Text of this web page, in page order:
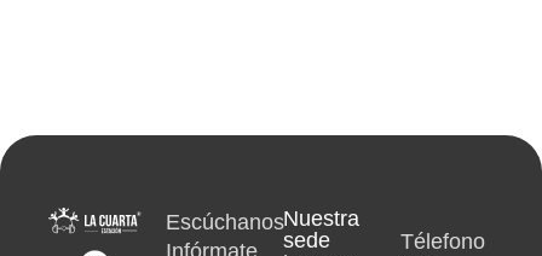
Escúchanos
Infórmate
Nuestra
sede
Télefono